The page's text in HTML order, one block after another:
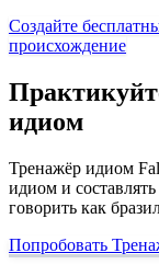
Создайте
происхождение
идиом
Тренажёр идиом
идиом и
говорить как
Попробовать